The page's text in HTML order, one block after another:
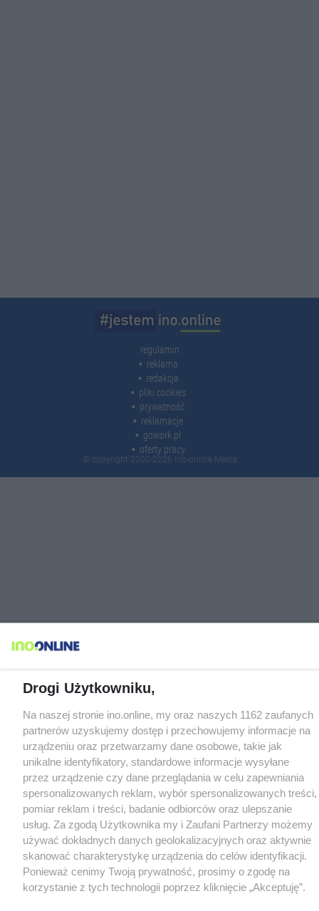
regulamin
reklama
redakcja
pliki cookies
prywatność
reklamacje
gowork.pl
oferty pracy
© copyright 2000-2026 Ino-online Media
Drogi Użytkowniku,
Na naszej stronie ino.online, my oraz naszych 1162 zaufanych
partnerów uzyskujemy dostęp i przechowujemy informacje na
urządzeniu oraz przetwarzamy dane osobowe, takie jak
unikalne identyfikatory, standardowe informacje wysyłane
przez urządzenie czy dane przeglądania w celu zapewniania
spersonalizowanych reklam, wybór spersonalizowanych treści,
pomiar reklam i treści, badanie odbiorców oraz ulepszanie
usług. Za zgodą Użytkownika my i Zaufani Partnerzy możemy
używać dokładnych danych geolokalizacyjnych oraz aktywnie
skanować charakterystykę urządzenia do celów identyfikacji.
Ponieważ cenimy Twoją prywatność, prosimy o zgodę na
korzystanie z tych technologii poprzez kliknięcie „Akceptuję”.